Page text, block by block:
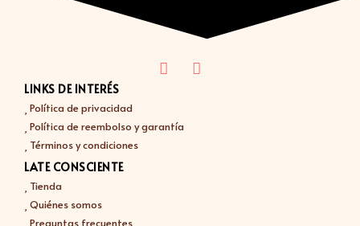
LINKS DE INTERÉS
Política de privacidad
Política de reembolso y garantía
Términos y condiciones
LATE CONSCIENTE
Tienda
Quiénes somos
Preguntas frecuentes